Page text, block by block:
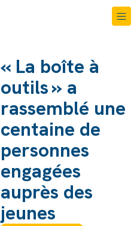
« La boîte à
outils » a
rassemblé une
centaine de
personnes
engagées
auprès des
jeunes